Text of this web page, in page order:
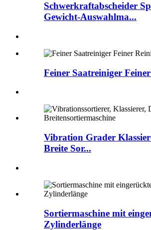
Schwerkraftabscheider
Gewicht-Auswahlma...
Feiner Saatreiniger
Vibration Grader
Breite Sor...
Sortiermaschine mit
Zylinderlänge